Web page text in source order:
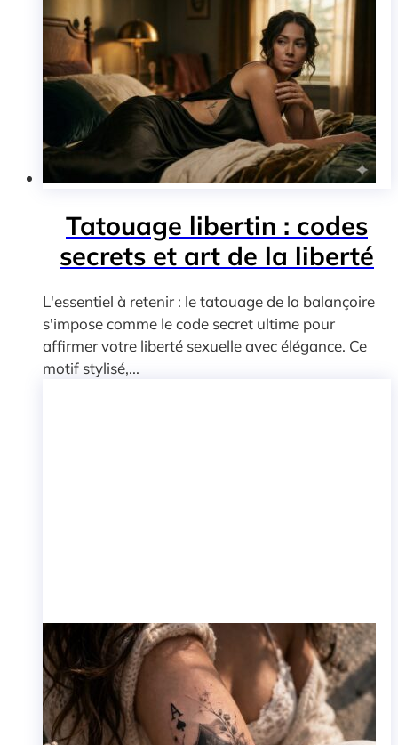
Tatouage libertin : codes
secrets et art de la liberté
L'essentiel à retenir : le tatouage de la balançoire
s'impose comme le code secret ultime pour
affirmer votre liberté sexuelle avec élégance. Ce
motif stylisé,...